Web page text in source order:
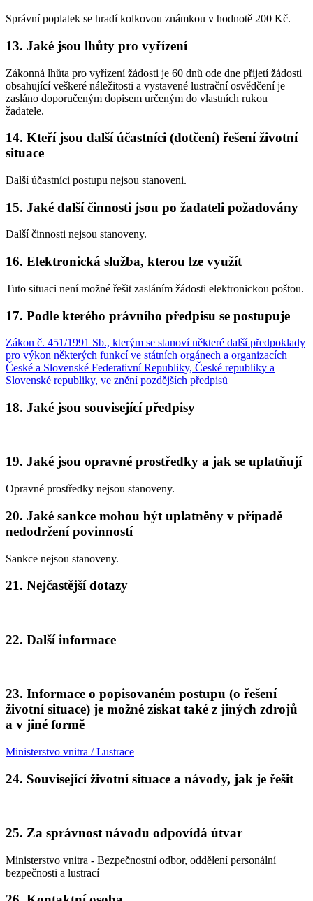
Správní poplatek se hradí kolkovou známkou v hodnotě 200 Kč.
13. Jaké jsou lhůty pro vyřízení
Zákonná lhůta pro vyřízení žádosti je 60 dnů ode dne přijetí žádosti
obsahující veškeré náležitosti a vystavené lustrační osvědčení je
zasláno doporučeným dopisem určeným do vlastních rukou
žadatele.
14. Kteří jsou další účastníci (dotčení) řešení životní
situace
Další účastníci postupu nejsou stanoveni.
15. Jaké další činnosti jsou po žadateli požadovány
Další činnosti nejsou stanoveny.
16. Elektronická služba, kterou lze využít
Tuto situaci není možné řešit zasláním žádosti elektronickou poštou.
17. Podle kterého právního předpisu se postupuje
Zákon č. 451/1991 Sb., kterým se stanoví některé další předpoklady
pro výkon některých funkcí ve státních orgánech a organizacích
České a Slovenské Federativní Republiky, České republiky a
Slovenské republiky, ve znění pozdějších předpisů
18. Jaké jsou související předpisy
19. Jaké jsou opravné prostředky a jak se uplatňují
Opravné prostředky nejsou stanoveny.
20. Jaké sankce mohou být uplatněny v případě
nedodržení povinností
Sankce nejsou stanoveny.
21. Nejčastější dotazy
22. Další informace
23. Informace o popisovaném postupu (o řešení
životní situace) je možné získat také z jiných zdrojů
a v jiné formě
Ministerstvo vnitra / Lustrace
24. Související životní situace a návody, jak je řešit
25. Za správnost návodu odpovídá útvar
Ministerstvo vnitra - Bezpečnostní odbor, oddělení personální
bezpečnosti a lustrací